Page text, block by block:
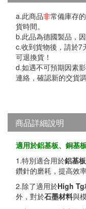
a.此商品非常備庫存
貨時間。
b.此品為德國製品，
c.收到貨物後，請於7
可退換貨！
d.如遇不可預期因素
連絡，確認新的交貨調
商品詳細說明
適用於鋁基板、銅基
1.特別適合用於鋁基板
鑽針的磨耗，提高效
2.除了適用於High Tg
外，對於石墨材料與